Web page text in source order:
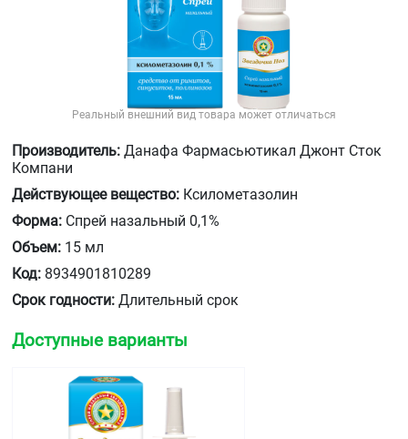
Реальный внешний вид товара может отличаться
Производитель: Данафа Фармасьютикал Джонт Сток
Компани
Действующее вещество: Ксилометазолин
Форма: Спрей назальный 0,1%
Объем: 15 мл
Код: 8934901810289
Срок годности: Длительный срок
Доступные варианты